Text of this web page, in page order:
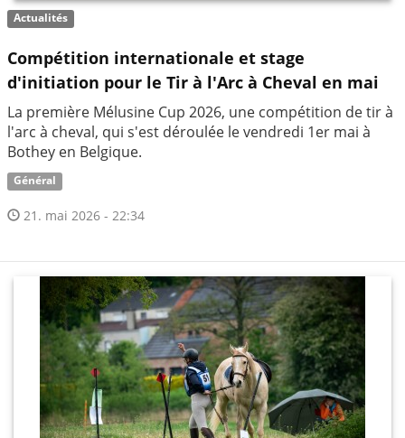
Actualités
Compétition internationale et stage
d'initiation pour le Tir à l'Arc à Cheval en mai
La première Mélusine Cup 2026, une compétition de tir à
l'arc à cheval, qui s'est déroulée le vendredi 1er mai à
Bothey en Belgique.
Général
21. mai 2026 - 22:34